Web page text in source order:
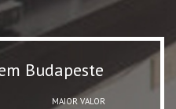
Budapeste
MAIOR VALOR